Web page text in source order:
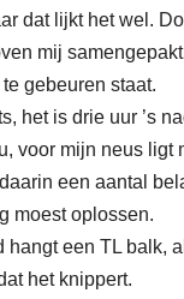
dat lijkt het wel.
mij
gebeuren staat.
het is drie uur ’s
voor mijn neus ligt
een aantal
moest oplossen.
hangt een TL balk,
het knippert.